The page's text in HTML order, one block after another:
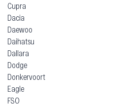
Cupra
Dacia
Daewoo
Daihatsu
Dallara
Dodge
Donkervoort
Eagle
FSO